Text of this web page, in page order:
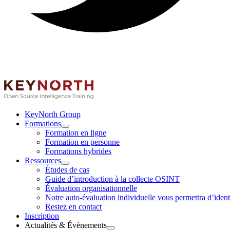
KeyNorth Group
Formations
Ouvrir
Formations
le
menu
Formation en ligne
Formation en personne
Formations hybrides
Ressources
Ouvrir
Ressources
le
menu
Études de cas
Guide d’introduction à la collecte OSINT
Évaluation organisationnelle
Notre auto-évaluation individuelle vous permettra
Restez en contact
Inscription
Actualités & Évènements